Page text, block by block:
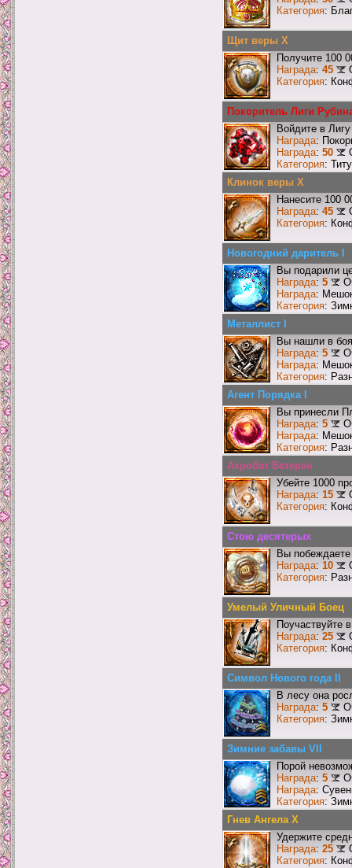
Категория:
Щит веры X
Получите 100
Награда: 45
Категория:
Покоритель Лиги
Войдите в
Награда:
Награда: 50
Категория:
Клинок веры X
Нанесите 100
Награда: 45
Категория:
Новогодний даритель I
Вы подарили
Награда: 5
Награда:
Категория:
Металлист I
Вы нашли в
Награда: 5
Награда:
Категория:
Агент Порядка I
Вы принесли
Награда: 5
Награда:
Категория:
Акробат Ветеран
Убейте 1000
Награда: 15
Категория:
Стою десятерых
Вы
Награда: 10
Категория:
Умелый Уличный Боец
Поучаствуйте
Награда: 25
Категория:
Символ Нового года II
В лесу она
Награда: 5
Категория:
Зимние забавы VII
Порой
Награда: 5
Награда:
Категория:
Гнев Ангела X
Удержите
Награда: 25
Категория: